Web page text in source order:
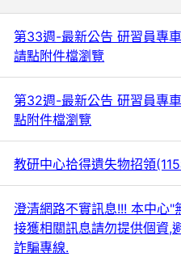
第33週-最新公告 研習員專
請點附件檔瀏覽
第32週-最新公告 研習員專
點附件檔瀏覽
教研中心拾得遺失物招領
澄清網路不實訊息!!! 本中心
接獲相關訊息請勿提供個資,
詐騙專線.